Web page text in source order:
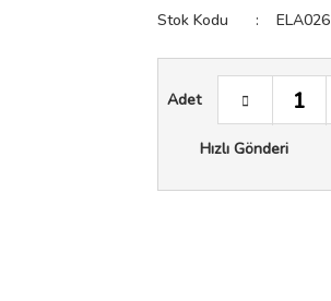
Stok Kodu
ELA026
Adet
Hızlı Gönderi